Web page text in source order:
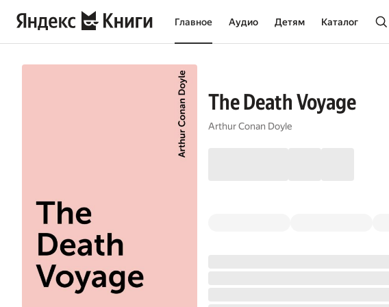
Главное Аудио Детям Каталог
The Death Voyage
Arthur Conan Doyle